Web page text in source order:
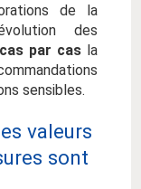
de la
des
par casla
sensibles.
valeurs
sont